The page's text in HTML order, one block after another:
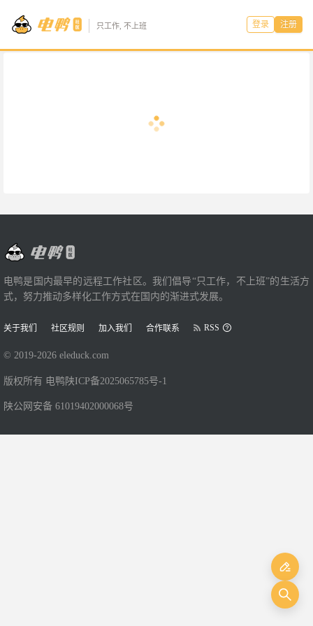
只工作, 不上班 登录 注册
电鸭是国内最早的远程工作社区。我们倡导“只工作，不上班”的生活方
式，努力推动多样化工作方式在国内的渐进式发展。
关于我们 社区规则 加入我们 合作联系 RSS
© 2019-2026 eleduck.com
版权所有 电鸭 陕ICP备2025065785号-1
陕公网安备 61019402000068号